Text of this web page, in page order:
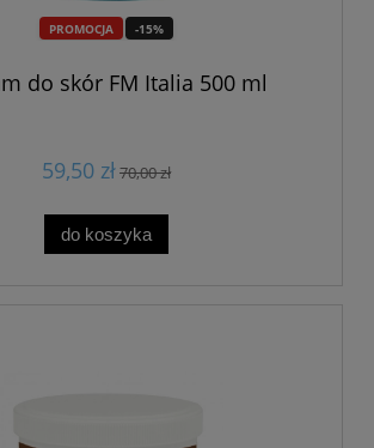
PROMOCJA -15%
do skór FM Italia 500 ml
59,50 zł70,00 zł
do koszyka